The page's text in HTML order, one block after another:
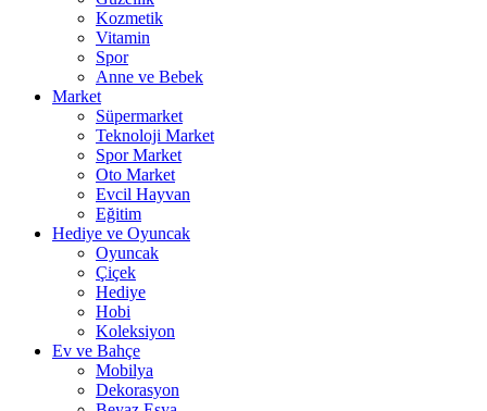
Kozmetik
Vitamin
Spor
Anne ve Bebek
Market
Süpermarket
Teknoloji Market
Spor Market
Oto Market
Evcil Hayvan
Eğitim
Hediye ve Oyuncak
Oyuncak
Çiçek
Hediye
Hobi
Koleksiyon
Ev ve Bahçe
Mobilya
Dekorasyon